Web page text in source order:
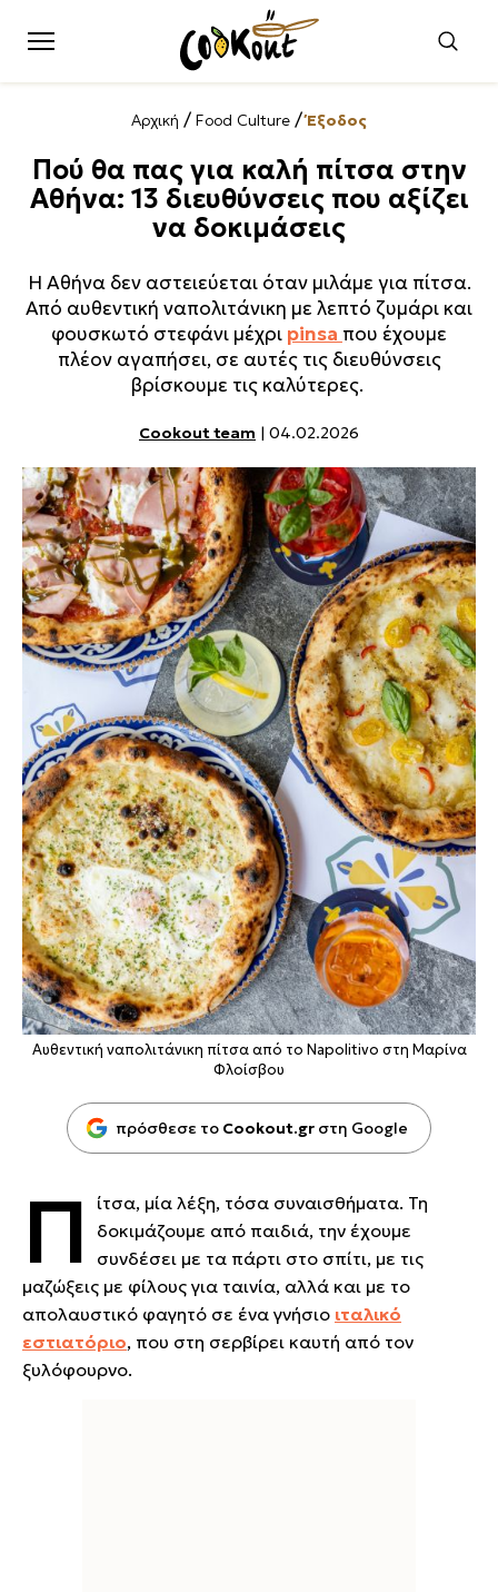
Αρχική / Food Culture /Έξοδος
Πού θα πας για καλή πίτσα στην
Αθήνα: 13 διευθύνσεις που αξίζει
να δοκιμάσεις
Η Αθήνα δεν αστειεύεται όταν μιλάμε για πίτσα.
Από αυθεντική ναπολιτάνικη με λεπτό ζυμάρι και
φουσκωτό στεφάνι μέχρι pinsa που έχουμε
πλέον αγαπήσει, σε αυτές τις διευθύνσεις
βρίσκουμε τις καλύτερες.
Cookout team | 04.02.2026
Αυθεντική ναπολιτάνικη πίτσα από το Napolitivo στη Μαρίνα
Φλοίσβου
πρόσθεσε το Cookout.gr στη Google
Π
ίτσα, μία λέξη, τόσα συναισθήματα. Τη
δοκιμάζουμε από παιδιά, την έχουμε
συνδέσει με τα πάρτι στο σπίτι, με τις
μαζώξεις με φίλους για ταινία, αλλά και με το
απολαυστικό φαγητό σε ένα γνήσιο ιταλικό
εστιατόριο, που στη σερβίρει καυτή από τον
ξυλόφουρνο.